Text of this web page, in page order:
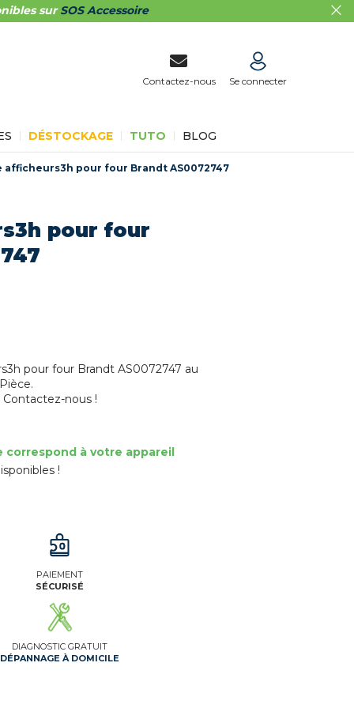
surSOS Accessoire
Contactez-nous Se connecter
DÉSTOCKAGE TUTO BLOG
afficheurs3h pour four Brandt AS0072747
pour four
pour four Brandt AS0072747 au
nous !
à votre appareil
!
PAIEMENT
SÉCURISÉ
DIAGNOSTIC GRATUIT
DÉPANNAGE À DOMICILE